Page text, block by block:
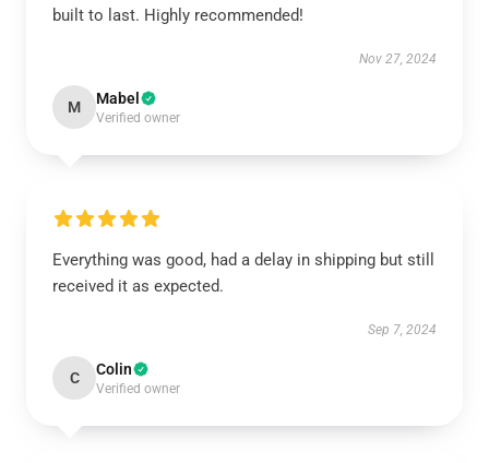
built to last. Highly recommended!
Nov 27, 2024
M Mabel
Verified owner
Everything was good, had a delay in shipping but still
received it as expected.
Sep 7, 2024
C Colin
Verified owner